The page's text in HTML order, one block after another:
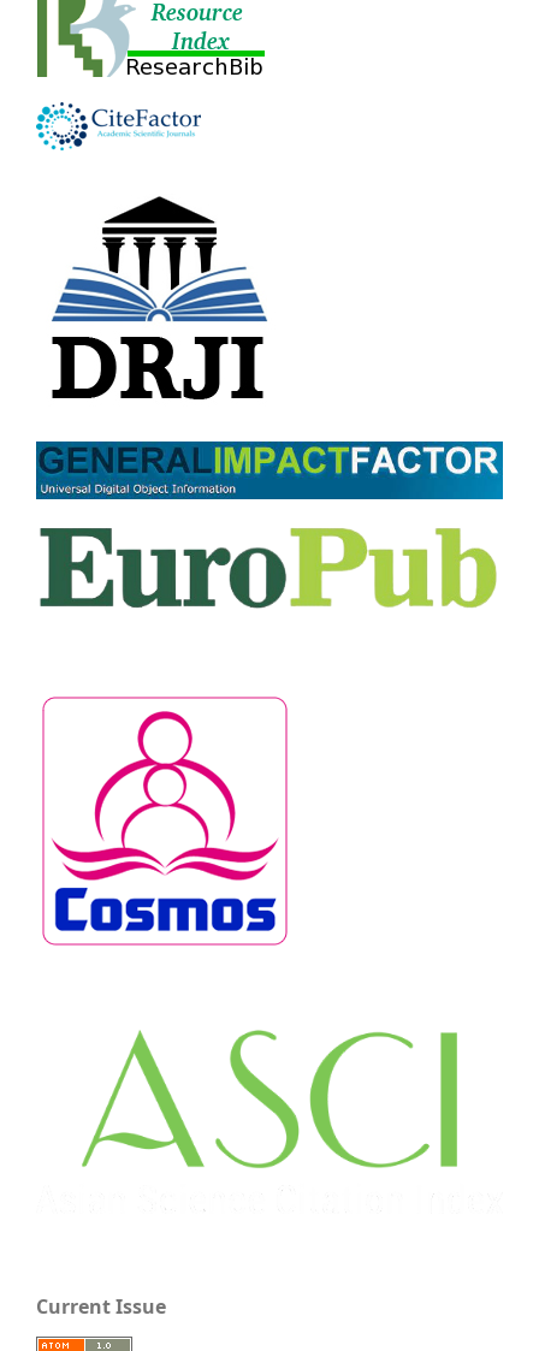
Current Issue